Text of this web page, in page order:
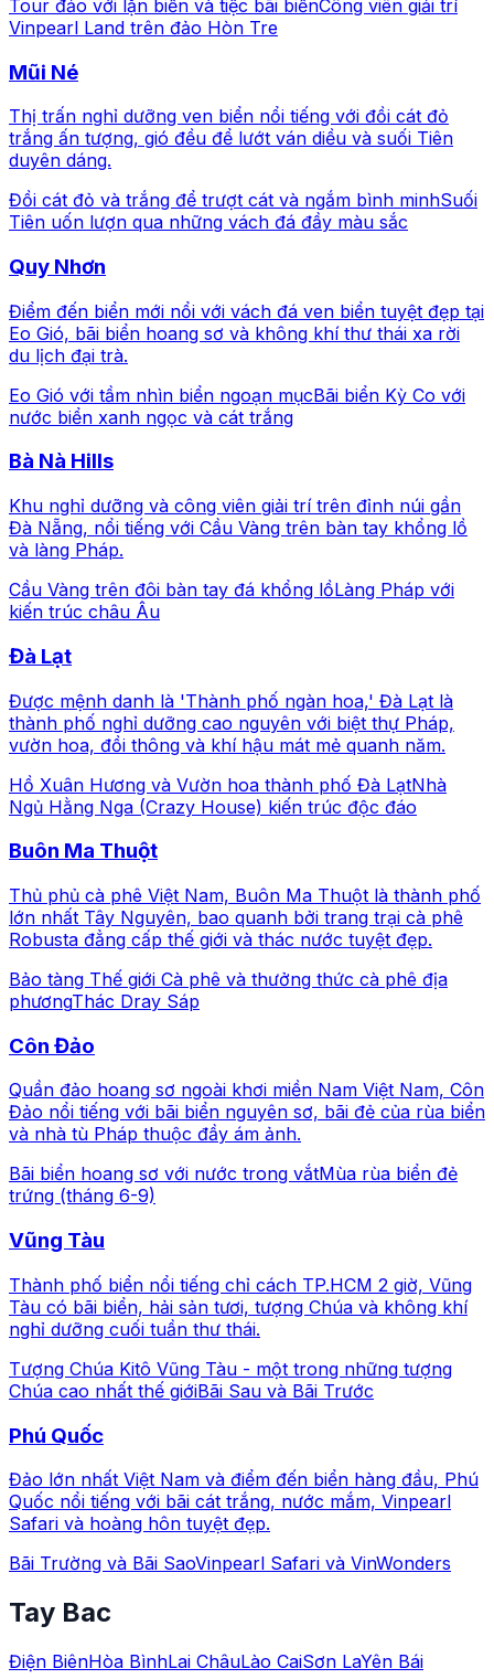
Tour đảo với lặn biển và tiệc bãi biểnCông viên giải trí
Vinpearl Land trên đảo Hòn Tre
Mũi Né
Thị trấn nghỉ dưỡng ven biển nổi tiếng với đồi cát đỏ
trắng ấn tượng, gió đều để lướt ván diều và suối Tiên
duyên dáng.
Đồi cát đỏ và trắng để trượt cát và ngắm bình minhSuối
Tiên uốn lượn qua những vách đá đầy màu sắc
Quy Nhơn
Điểm đến biển mới nổi với vách đá ven biển tuyệt đẹp tại
Eo Gió, bãi biển hoang sơ và không khí thư thái xa rời
du lịch đại trà.
Eo Gió với tầm nhìn biển ngoạn mụcBãi biển Kỳ Co với
nước biển xanh ngọc và cát trắng
Bà Nà Hills
Khu nghỉ dưỡng và công viên giải trí trên đỉnh núi gần
Đà Nẵng, nổi tiếng với Cầu Vàng trên bàn tay khổng lồ
và làng Pháp.
Cầu Vàng trên đôi bàn tay đá khổng lồLàng Pháp với
kiến trúc châu Âu
Đà Lạt
Được mệnh danh là 'Thành phố ngàn hoa,' Đà Lạt là
thành phố nghỉ dưỡng cao nguyên với biệt thự Pháp,
vườn hoa, đồi thông và khí hậu mát mẻ quanh năm.
Hồ Xuân Hương và Vườn hoa thành phố Đà LạtNhà
Ngủ Hằng Nga (Crazy House) kiến trúc độc đáo
Buôn Ma Thuột
Thủ phủ cà phê Việt Nam, Buôn Ma Thuột là thành phố
lớn nhất Tây Nguyên, bao quanh bởi trang trại cà phê
Robusta đẳng cấp thế giới và thác nước tuyệt đẹp.
Bảo tàng Thế giới Cà phê và thưởng thức cà phê địa
phươngThác Dray Sáp
Côn Đảo
Quần đảo hoang sơ ngoài khơi miền Nam Việt Nam, Côn
Đảo nổi tiếng với bãi biển nguyên sơ, bãi đẻ của rùa biển
và nhà tù Pháp thuộc đầy ám ảnh.
Bãi biển hoang sơ với nước trong vắtMùa rùa biển đẻ
trứng (tháng 6-9)
Vũng Tàu
Thành phố biển nổi tiếng chỉ cách TP.HCM 2 giờ, Vũng
Tàu có bãi biển, hải sản tươi, tượng Chúa và không khí
nghỉ dưỡng cuối tuần thư thái.
Tượng Chúa Kitô Vũng Tàu - một trong những tượng
Chúa cao nhất thế giớiBãi Sau và Bãi Trước
Phú Quốc
Đảo lớn nhất Việt Nam và điểm đến biển hàng đầu, Phú
Quốc nổi tiếng với bãi cát trắng, nước mắm, Vinpearl
Safari và hoàng hôn tuyệt đẹp.
Bãi Trường và Bãi SaoVinpearl Safari và VinWonders
Tay Bac
Điện BiênHòa BìnhLai ChâuLào CaiSơn LaYên Bái